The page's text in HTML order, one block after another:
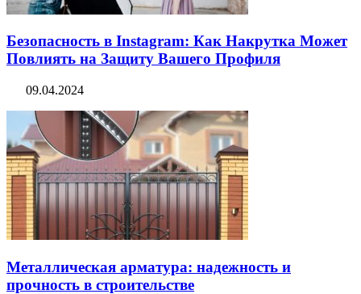
Безопасность в Instagram: Как Накрутка Может
Повлиять на Защиту Вашего Профиля
09.04.2024
Металлическая арматура: надежность и
прочность в строительстве